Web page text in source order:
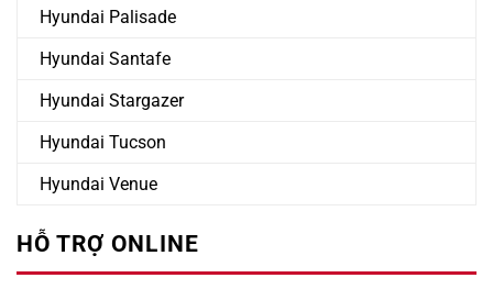
Hyundai Palisade
Hyundai Santafe
Hyundai Stargazer
Hyundai Tucson
Hyundai Venue
HỖ TRỢ ONLINE